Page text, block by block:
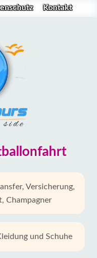
Kontakt
Versicherung,
Champagner
und Schuhe